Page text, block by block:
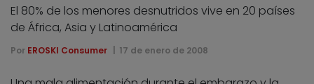
El 80% de los menores desnutridos vive en 20 países
de África, Asia y Latinoamérica
Por EROSKI Consumer 17 de enero de 2008